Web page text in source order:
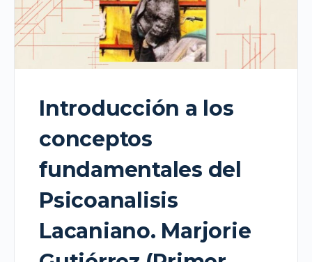
Introducción a los
conceptos
fundamentales del
Psicoanalisis
Lacaniano. Marjorie